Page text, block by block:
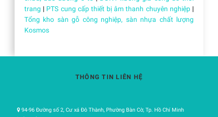
trang | PTS cung cấp thiết bị âm thanh chuyên nghiệp|
Tổng kho sàn gỗ công nghiệp, sàn nhựa chất lượng
Kosmos
THÔNG TIN LIÊN HỆ
94-96 Đường số 2, Cư xá Đô Thành, Phường Bàn Cờ, Tp. Hồ Chí Minh